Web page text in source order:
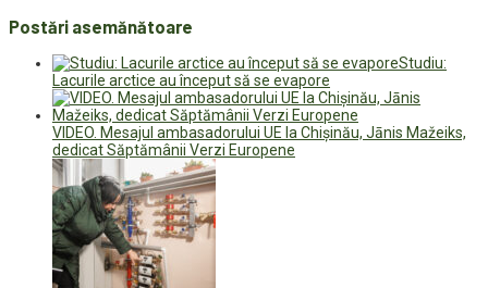
Postări asemănătoare
Studiu:
Lacurile arctice au început să se evapore
VIDEO. Mesajul ambasadorului UE la Chișinău, Jānis Mažeiks,
dedicat Săptămânii Verzi Europene